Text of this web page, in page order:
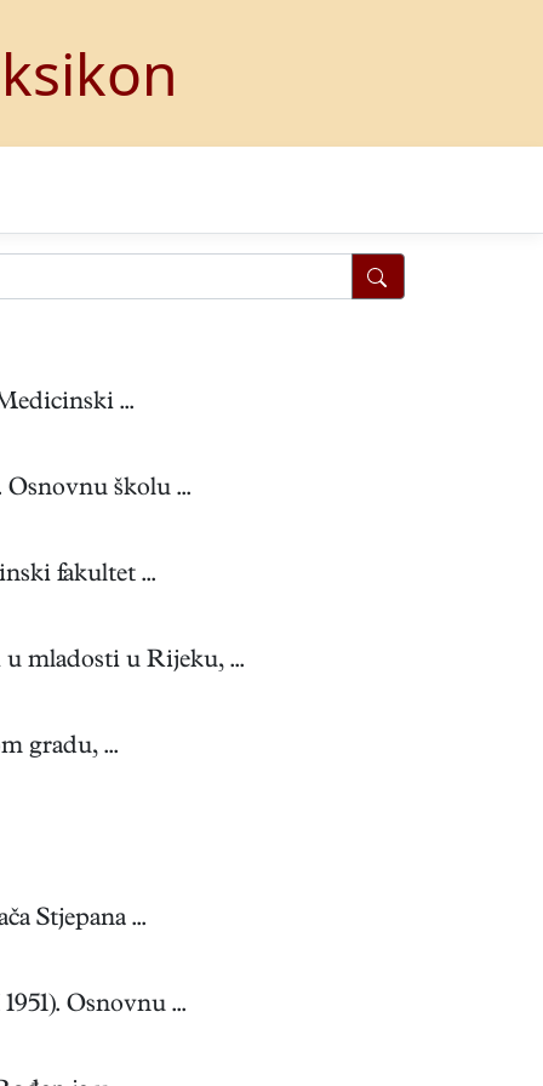
...
školu ...
fakultet ...
mladosti u Rijeku, ...
gradu, ...
Stjepana ...
Osnovnu ...